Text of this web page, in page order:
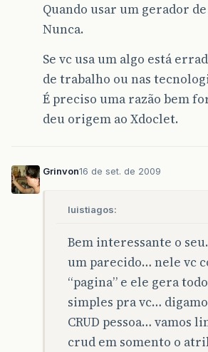
Quando usar um gerador
Nunca.
Se vc usa um algo está
de trabalho ou nas
É preciso uma razão bem
deu origem ao Xdoclet.
Grinvon16 de set. de 2009
luistiagos:
Bem interessante o
um parecido… nele vc
“pagina” e ele gera
simples pra vc…
CRUD pessoa… vamos
crud em somento o